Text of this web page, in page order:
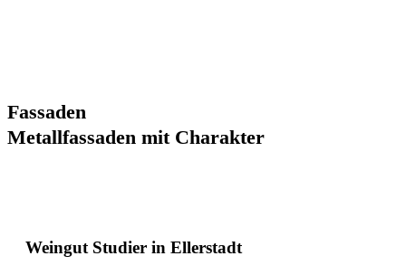
Fassaden
Metallfassaden mit Charakter
Weingut Studier in Ellerstadt